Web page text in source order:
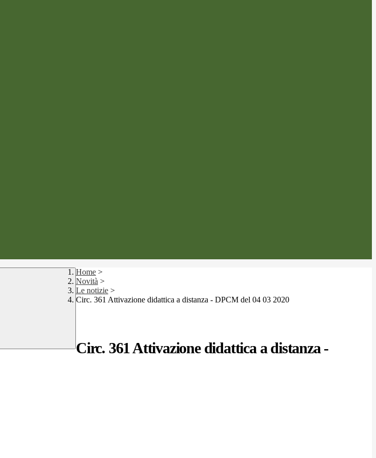
Home >
Novità >
Le notizie >
Circ. 361 Attivazione didattica a distanza - DPCM del 04 03 2020
Circ. 361 Attivazione didattica a distanza -